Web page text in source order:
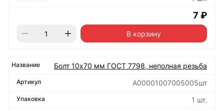
7 ₽
В корзину
Болт 10х70 мм ГОСТ 7798, неполная резьба
А00001007005005шт
1 шт.